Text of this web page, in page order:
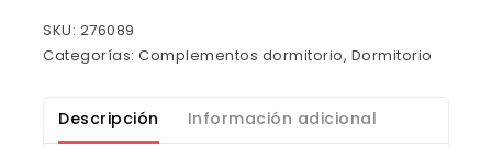
SKU: 276089
Categorías: Complementos dormitorio, Dormitorio
Descripción Información adicional